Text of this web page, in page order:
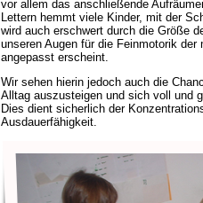
vor allem das anschließende
Lettern hemmt viele Kinder, mit der
wird auch erschwert durch die Größe
unseren Augen für die Feinmotorik
angepasst erscheint.
Wir sehen hierin jedoch auch die
Alltag auszusteigen und sich voll und
Dies dient sicherlich der
Ausdauerfähigkeit.